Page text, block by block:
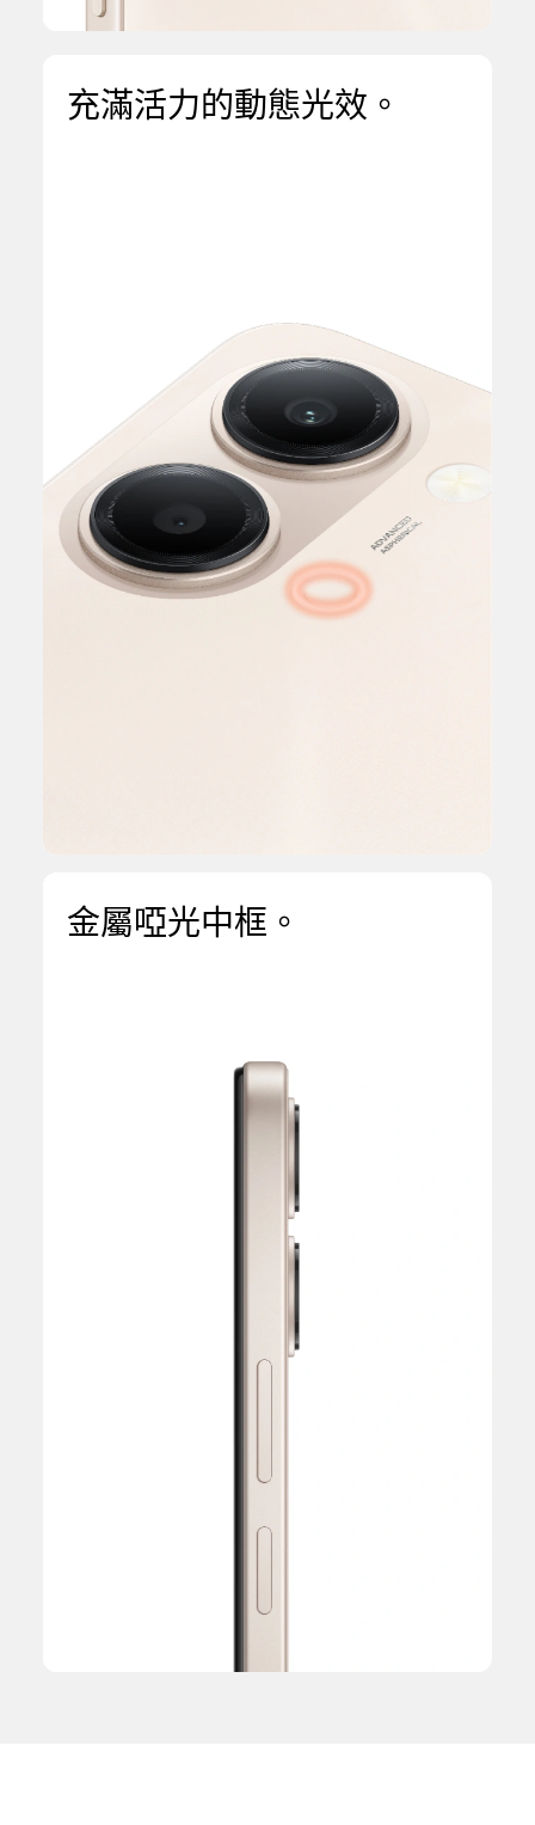
充滿活力的動態光效。
金屬啞光中框。